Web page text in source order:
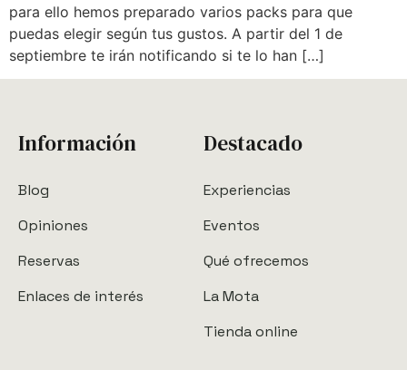
para ello hemos preparado varios packs para que
puedas elegir según tus gustos. A partir del 1 de
septiembre te irán notificando si te lo han […]
Información
Blog
Opiniones
Reservas
Enlaces de interés
Destacado
Experiencias
Eventos
Qué ofrecemos
La Mota
Tienda online